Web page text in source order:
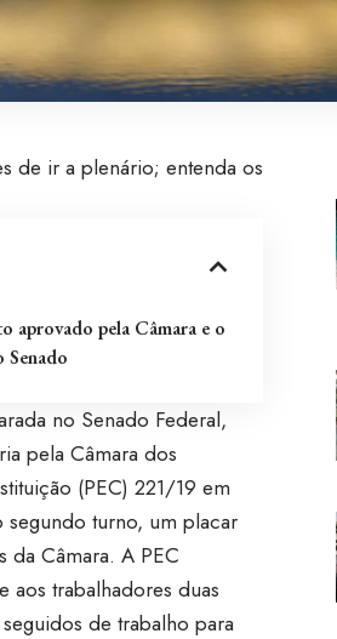
de ir a plenário; entenda os
aprovado pela Câmara e o
Senado
no Senado Federal,
pela Câmara dos
(PEC) 221/19 em
segundo turno, um placar
Câmara. A PEC
aos trabalhadores duas
de trabalho para